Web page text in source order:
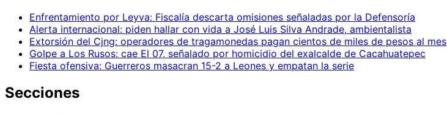
Enfrentamiento por Leyva: Fiscalía descarta omisiones señaladas por la Defensoría
Alerta internacional: piden hallar con vida a José Luis Silva Andrade, ambientalista
Extorsión del Cjng: operadores de tragamonedas pagan cientos de miles de pesos al mes
Golpe a Los Rusos: cae El 07, señalado por homicidio del exalcalde de Cacahuatepec
Fiesta ofensiva: Guerreros masacran 15-2 a Leones y empatan la serie
Secciones